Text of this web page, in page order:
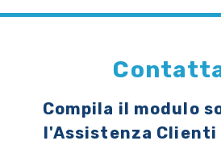
Compila il modulo
l'Assistenza Clienti